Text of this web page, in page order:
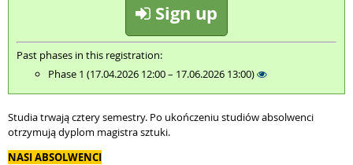
Sign up
Past phases in this registration:
Phase 1 (17.04.2026 12:00 – 17.06.2026 13:00)
Studia trwają cztery semestry. Po ukończeniu studiów absolwenci
otrzymują dyplom magistra sztuki.
NASI ABSOLWENCI